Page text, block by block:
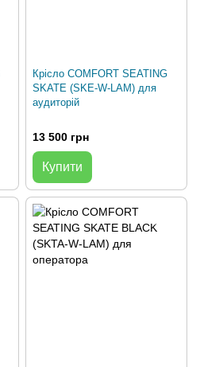
Крісло COMFORT SEATING
SKATE (SKE-W-LAM) для
аудиторій
13 500 грн
Купити